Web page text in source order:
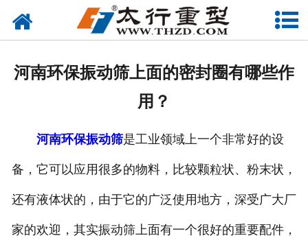
网站首页
联系我们
河南环保振动筛上面的密封圈有哪些作
用？
河南环保振动筛是工业领域上一个非常好的设
备，它可以应用很多的物料，比较颗粒状、粉末状，
还有液体状的，由于它的广泛使用地方，深受广大厂
家的欢迎，其实振动筛上面有一个很好的重要配件，